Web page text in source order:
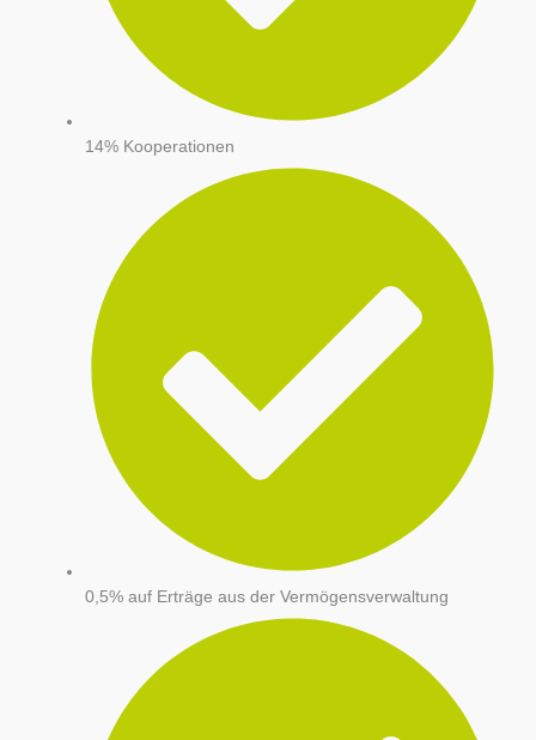
14% Kooperationen
0,5% auf Erträge aus der Vermögensverwaltung